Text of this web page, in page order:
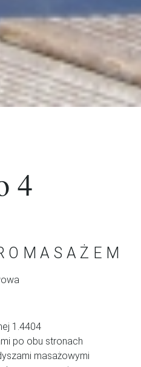
4
1.4404
po obu stronach
masażowymi